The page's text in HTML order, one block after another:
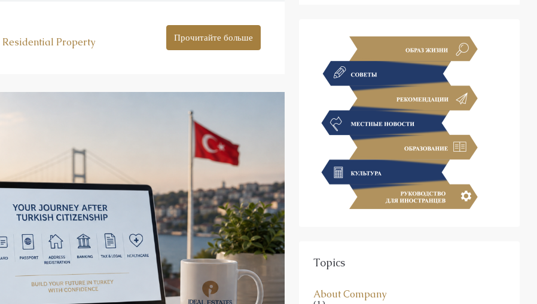
Residential Property Прочитайте больше
Topics
About Company